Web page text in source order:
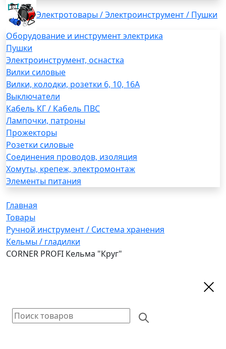
Электротовары / Электроинструмент / Пушки
Оборудование и инструмент электрика
Пушки
Электроинструмент, оснастка
Вилки силовые
Вилки, колодки, розетки 6, 10, 16А
Выключатели
Кабель КГ / Кабель ПВС
Лампочки, патроны
Прожекторы
Розетки силовые
Соединения проводов, изоляция
Хомуты, крепеж, электромонтаж
Элементы питания
Главная
Товары
Ручной инструмент / Система хранения
Кельмы / гладилки
CORNER PROFI Кельма "Круг"